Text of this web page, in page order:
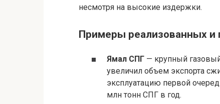
несмотря на высокие издержки.
Примеры реализованных и
Ямал СПГ — крупный
увеличил объем экспорта
эксплуатацию первой
млн тонн СПГ в год.